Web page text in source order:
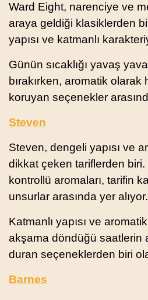
Ward Eight, narenciye ve
araya geldiği klasiklerden
yapısı ve katmanlı
Günün sıcaklığı yavaş
bırakırken, aromatik
koruyan seçenekler
Steven
Steven, dengeli yapısı ve
dikkat çeken tariflerden
kontrollü aromaları, tarifin
unsurlar arasında yer alıyor.
Katmanlı yapısı ve
akşama döndüğü saatlerin
duran seçeneklerden biri
Barnes